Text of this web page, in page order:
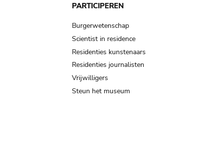
PARTICIPEREN
Burgerwetenschap
Scientist in residence
Residenties kunstenaars
Residenties journalisten
Vrijwilligers
Steun het museum